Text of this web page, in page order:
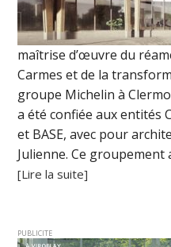
maîtrise d’œuvre du
Carmes et de la
groupe Michelin à
a été confiée aux entités
et BASE, avec pour
Julienne. Ce groupement
[Lire la suite]
PUBLICITE